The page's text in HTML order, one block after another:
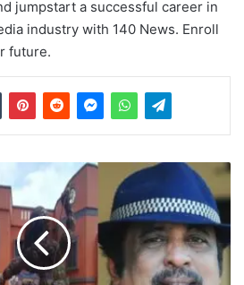
jumpstart a successful career in
industry with 140 News. Enroll
future.